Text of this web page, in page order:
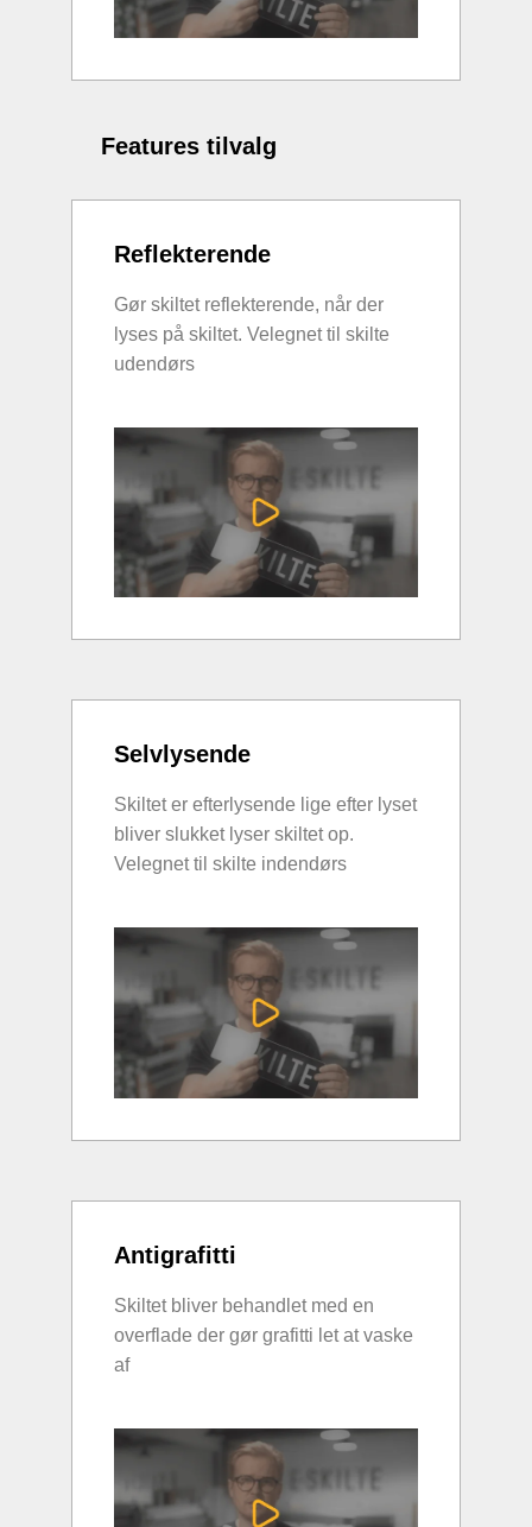
Features tilvalg
Reflekterende
Gør skiltet reflekterende, når der
lyses på skiltet. Velegnet til skilte
udendørs
Selvlysende
Skiltet er efterlysende lige efter lyset
bliver slukket lyser skiltet op.
Velegnet til skilte indendørs
Antigrafitti
Skiltet bliver behandlet med en
overflade der gør grafitti let at vaske
af